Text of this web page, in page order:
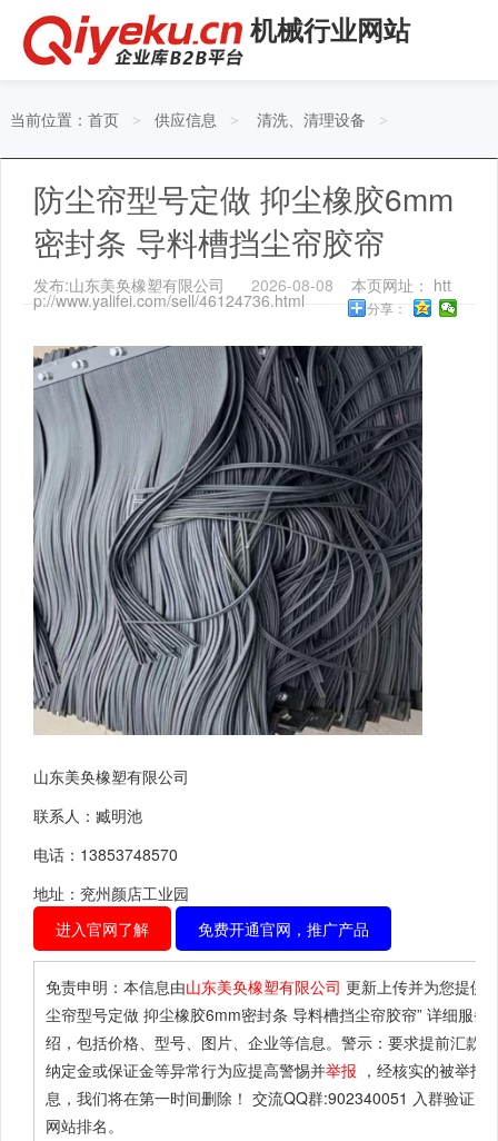
机械行业网站
当前位置： 首页 > 供应信息 > 清洗、清理设备 >
防尘帘型号定做 抑尘橡胶6mm
密封条 导料槽挡尘帘胶帘
发布:山东美奂橡塑有限公司 2026-08-08 本页网址： htt
p://www.yalifei.com/sell/46124736.html 分享：
山东美奂橡塑有限公司
联系人：臧明池
电话：13853748570
地址：兖州颜店工业园
进入官网了解
免费开通官网，推广产品
免责申明：本信息由山东美奂橡塑有限公司 更新上传并为您提供
尘帘型号定做 抑尘橡胶6mm密封条 导料槽挡尘帘胶帘” 详细服务
绍，包括价格、型号、图片、企业等信息。警示：要求提前汇款
纳定金或保证金等异常行为应提高警惕并举报 ，经核实的被举报
息，我们将在第一时间删除！ 交流QQ群:902340051 入群验证：
网站排名。